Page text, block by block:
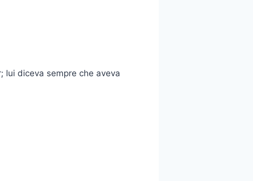
lui diceva sempre che aveva